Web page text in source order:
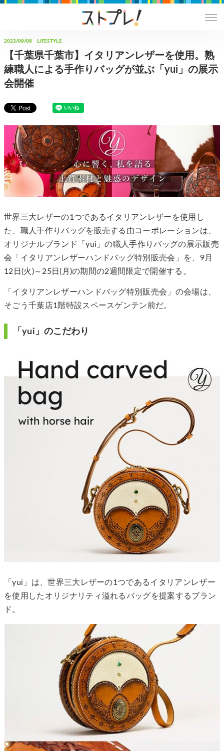
2023/09/08 LIFESTYLE
【千葉県千葉市】イタリアンレザーを使用。熟
練職人による手作りバッグが並ぶ「yui」の展示
会開催
世界三大レザーの1つであるイタリアンレザーを使用し
た、職人手作りバッグを販売する由コーポレーションは、
オリジナルブランド「yui」の職人手作りバッグの展示販売
会「イタリアンレザーハンドバッグ特別販売会」を、9月
12日(火)～25日(月)の期間の2週間限定で開催する。
「イタリアンレザーハンドバッグ特別販売会」の会場は、
そごう千葉店1階特設スペースゲンテン前だ。
「yui」のこだわり
「yui」は、世界三大レザーの1つであるイタリアンレザー
を使用したオリジナリティ溢れるバッグを提案するブラン
ド。